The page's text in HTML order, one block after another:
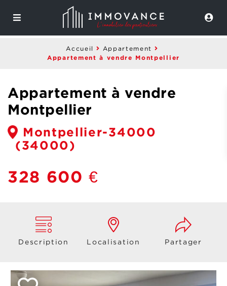
Accueil Appartement
Appartement à vendre Montpellier
Appartement à vendre
Montpellier
Montpellier-34000
(34000)
328 600 €
Description Localisation Partager